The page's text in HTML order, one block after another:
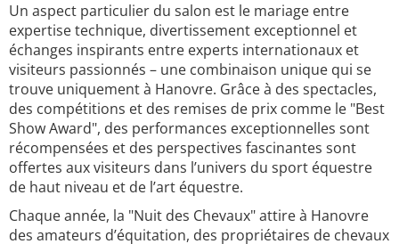
Un aspect particulier du salon est le mariage entre
expertise technique, divertissement exceptionnel et
échanges inspirants entre experts internationaux et
visiteurs passionnés – une combinaison unique qui se
trouve uniquement à Hanovre. Grâce à des spectacles,
des compétitions et des remises de prix comme le "Best
Show Award", des performances exceptionnelles sont
récompensées et des perspectives fascinantes sont
offertes aux visiteurs dans l’univers du sport équestre
de haut niveau et de l’art équestre.
Chaque année, la "Nuit des Chevaux" attire à Hanovre
des amateurs d’équitation, des propriétaires de chevaux